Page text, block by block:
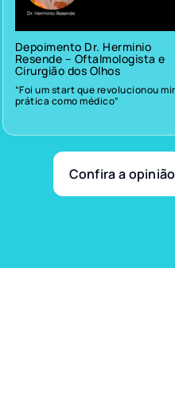
Depoimento Dr. Herminio
Resende – Oftalmologista e
Cirurgião dos Olhos
“Foi um start que revolucionou
prática como médico”
Confira a